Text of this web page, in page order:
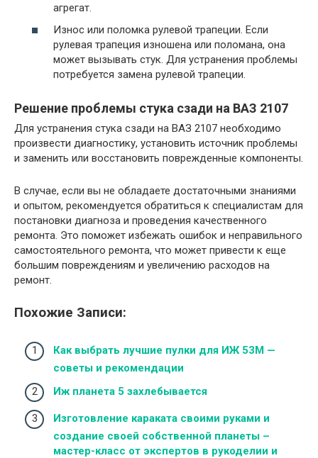
агрегат.
Износ или поломка рулевой трапеции. Если
рулевая трапеция изношена или поломана, она
может вызывать стук. Для устранения проблемы
потребуется замена рулевой трапеции.
Решение проблемы стука сзади на ВАЗ 2107
Для устранения стука сзади на ВАЗ 2107 необходимо
произвести диагностику, установить источник проблемы
и заменить или восстановить поврежденные компоненты.
В случае, если вы не обладаете достаточными знаниями
и опытом, рекомендуется обратиться к специалистам для
постановки диагноза и проведения качественного
ремонта. Это поможет избежать ошибок и неправильного
самостоятельного ремонта, что может привести к еще
большим повреждениям и увеличению расходов на
ремонт.
Похожие Записи:
Как выбрать лучшие пулки для ИЖ 53М —
советы и рекомендации
Иж планета 5 захлебывается
Изготовление караката своими руками и
создание своей собственной планеты –
мастер-класс от экспертов в рукоделии и